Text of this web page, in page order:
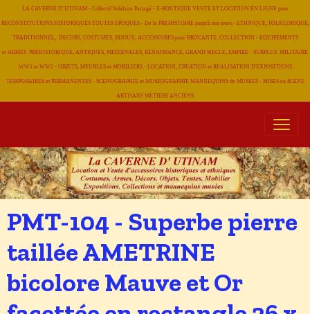
LA CAVERNE D' UTINAM - Collectif Solidaire Partagé - E-BOUTIQUE VENTE ET LOCATION EN LIGNE pour
RECONSTITUTIONS HISTORIQUES TOUTES EPOQUES - De la PREHISTOIRE jusqu'à nos jours - ETHNIQUE, FOLKLORIQUE,
TRADITIONNEL, DECORS, COSTUMES, BIJOUX, ACCESSOIRES pour BROCANTE, COLLECTION - EQUIPEMENTS
et ARMES PREHISTORIQUE, ANTIQUES, MEDIEVALES, RENAISSANCE, GRAND SIECLE, EMPIRE - SURPLUS MILITAIRE
WW1 et WW2 - OBJETS, MEUBLES et MOBILIERS - LOCATION, CREATION et REALISATION D'EXPOSITIONS
TEMPORAIRES et PERMANENTES - SCENOGRAPHIE et MUSEOGRAPHIE MANNEQUINS de MUSEES - MISES en SCENE
ARTISANS METIERS ANCIENS
PMT-104 - Superbe pierre
taillée AMETRINE
bicolore Mauve et Or